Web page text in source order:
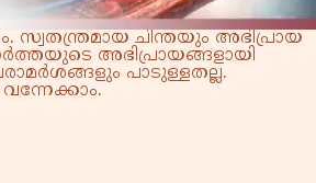
സ്വതന്ത്രമായ ചിന്തയും അഭിപ്രായ
അഭിപ്രായങ്ങളായി
പാടുള്ളതല്ല.